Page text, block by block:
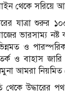
থেকে সরিয়ে
যাত্রা শুরুর
ভারসাম্য নষ্ট
ও
ও বাহাস জারি
আমরা নিয়মিত
থেকে